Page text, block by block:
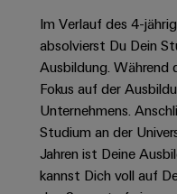
für
die
spezifischen
Anforderungen
in
der
Gebäudeinfrastruktur
Smart
Metering
Weidmüller
Configurator
Workplace
Solutions
Koppelrelais
&
Halbleiterrelais
Trennverstärker
und
Messumformer
Connector
Services
Akkreditiertes
Labor
Support
Preisliste
Management
Informationen
und
Zertifikate
Presse
Schüler
Ausbildung
Duales
Studium
Schülerpraktika
Erfolgreiche
Im Verlauf des 4-
absolvierst Du Dein
Ausbildung. Während
Fokus auf der
Unternehmens.
Studium an der
Jahren ist Deine
kannst Dich voll auf